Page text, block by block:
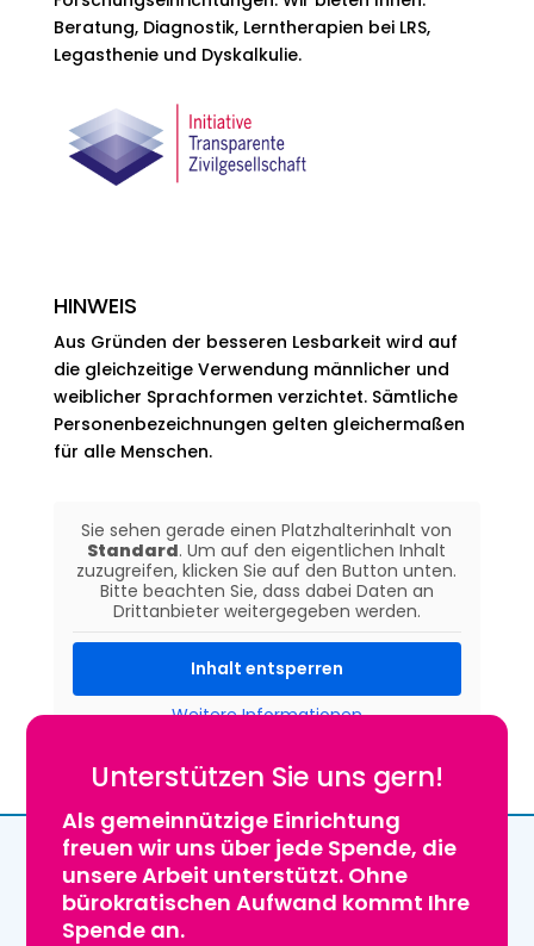
Beratung, Diagnostik, Lerntherapien bei LRS,
Legasthenie und Dyskalkulie.
HINWEIS
Aus Gründen der besseren Lesbarkeit wird auf
die gleichzeitige Verwendung männlicher und
weiblicher Sprachformen verzichtet. Sämtliche
Personenbezeichnungen gelten gleichermaßen
für alle Menschen.
Sie sehen gerade einen Platzhalterinhalt von
Standard. Um auf den eigentlichen Inhalt
zuzugreifen, klicken Sie auf den Button unten.
Bitte beachten Sie, dass dabei Daten an
Drittanbieter weitergegeben werden.
Inhalt entsperren
Weitere Informationen
Unterstützen Sie uns gern!
Als gemeinnützige Einrichtung
freuen wir uns über jede Spende, die
unsere Arbeit unterstützt. Ohne
bürokratischen Aufwand kommt Ihre
Spende an.